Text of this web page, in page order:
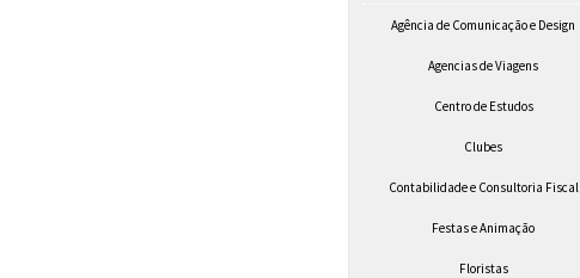
Agência de Comunicação e Design
Agencias de Viagens
Centro de Estudos
Clubes
Contabilidade e Consultoria Fiscal
Festas e Animação
Floristas